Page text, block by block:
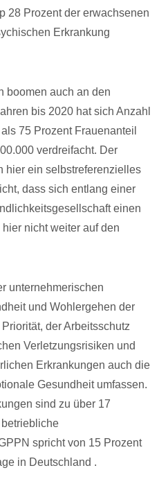
28 Prozent der erwachsenen
Erkrankung
boomen auch an den
bis 2020 hat sich Anzahl
75 Prozent Frauenanteil
verdreifacht. Der
hier ein selbstreferenzielles
dass sich entlang einer
einen
nicht weiter auf den
unternehmerischen
und Wohlergehen der
der Arbeitsschutz
Verletzungsrisiken und
Erkrankungen auch die
Gesundheit umfassen.
sind zu über 17
spricht von 15 Prozent
in Deutschland .